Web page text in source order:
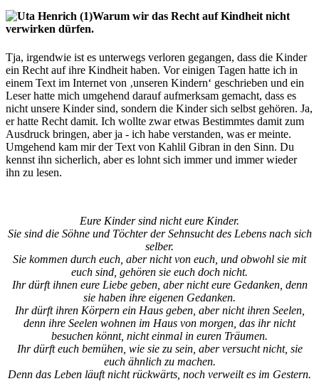
Warum wir das Recht auf Kindheit nicht
verwirken dürfen.
Tja, irgendwie ist es unterwegs verloren gegangen, dass die Kinder
ein Recht auf ihre Kindheit haben. Vor einigen Tagen hatte ich in
einem Text im Internet von ‚unseren Kindern‘ geschrieben und ein
Leser hatte mich umgehend darauf aufmerksam gemacht, dass es
nicht unsere Kinder sind, sondern die Kinder sich selbst gehören. Ja,
er hatte Recht damit. Ich wollte zwar etwas Bestimmtes damit zum
Ausdruck bringen, aber ja - ich habe verstanden, was er meinte.
Umgehend kam mir der Text von Kahlil Gibran in den Sinn. Du
kennst ihn sicherlich, aber es lohnt sich immer und immer wieder
ihn zu lesen.
Eure Kinder sind nicht eure Kinder.
Sie sind die Söhne und Töchter der Sehnsucht des Lebens nach sich
selber.
Sie kommen durch euch, aber nicht von euch, und obwohl sie mit
euch sind, gehören sie euch doch nicht.
Ihr dürft ihnen eure Liebe geben, aber nicht eure Gedanken, denn
sie haben ihre eigenen Gedanken.
Ihr dürft ihren Körpern ein Haus geben, aber nicht ihren Seelen,
denn ihre Seelen wohnen im Haus von morgen, das ihr nicht
besuchen könnt, nicht einmal in euren Träumen.
Ihr dürft euch bemühen, wie sie zu sein, aber versucht nicht, sie
euch ähnlich zu machen.
Denn das Leben läuft nicht rückwärts, noch verweilt es im Gestern.